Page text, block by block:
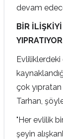
devam
BİR
YIPRATIYOR
çok
Tarhan,
"Her evlilik
şeyin